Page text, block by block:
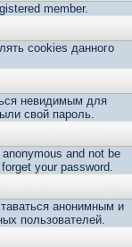
member.
cookies данного
невидимым для
свой пароль.
and not be
your password.
анонимным и
пользователей.